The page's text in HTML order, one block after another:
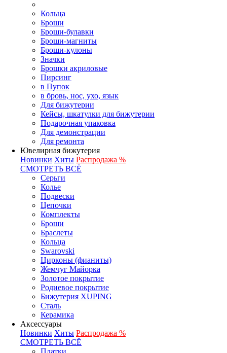
Кольца
Броши
Броши-булавки
Броши-магниты
Броши-кулоны
Значки
Брошки акриловые
Пирсинг
в Пупок
в бровь, нос, ухо, язык
Для бижутерии
Кейсы, шкатулки для бижутерии
Подарочная упаковка
Для демонстрации
Для ремонта
Ювелирная бижутерия
Новинки Хиты Распродажа %
СМОТРЕТЬ ВСЁ
Серьги
Колье
Подвески
Цепочки
Комплекты
Броши
Браслеты
Кольца
Swarovski
Цирконы (фианиты)
Жемчуг Майорка
Золотое покрытие
Родиевое покрытие
Бижутерия XUPING
Сталь
Керамика
Аксессуары
Новинки Хиты Распродажа %
СМОТРЕТЬ ВСЁ
Платки